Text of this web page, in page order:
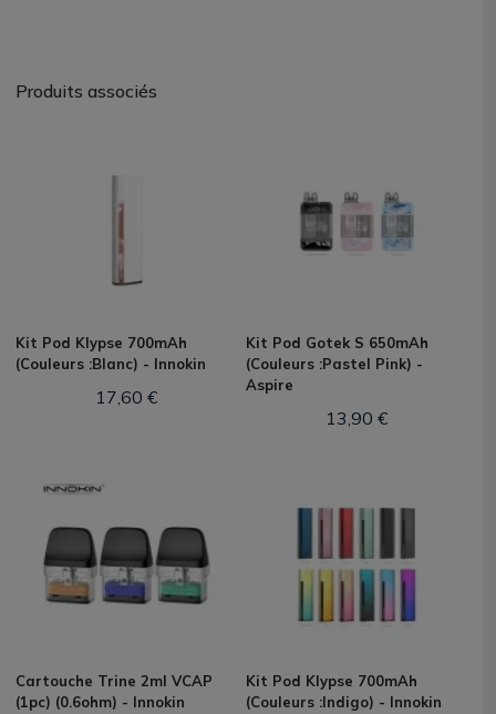
Produits associés
Kit Pod Klypse 700mAh
(Couleurs :Blanc) - Innokin
17,60 €
Kit Pod Gotek S 650mAh
(Couleurs :Pastel Pink) -
Aspire
13,90 €
Cartouche Trine 2ml VCAP
(1pc) (0.6ohm) - Innokin
Kit Pod Klypse 700mAh
(Couleurs :Indigo) - Innokin